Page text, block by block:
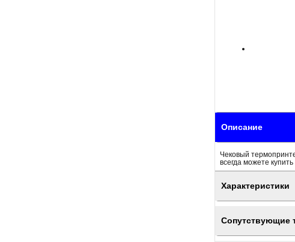
Описание
Чековый
всегда можете
Характеристики
Сопутствующие